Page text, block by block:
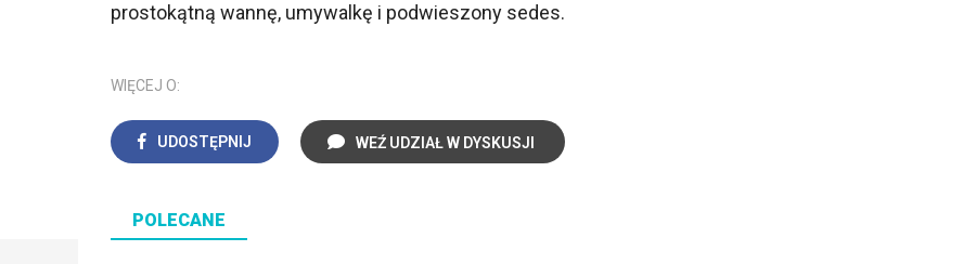
prostokątną wannę, umywalkę i podwieszony sedes.
WIĘCEJ O:
UDOSTĘPNIJ WEŹ UDZIAŁ W DYSKUSJI
POLECANE